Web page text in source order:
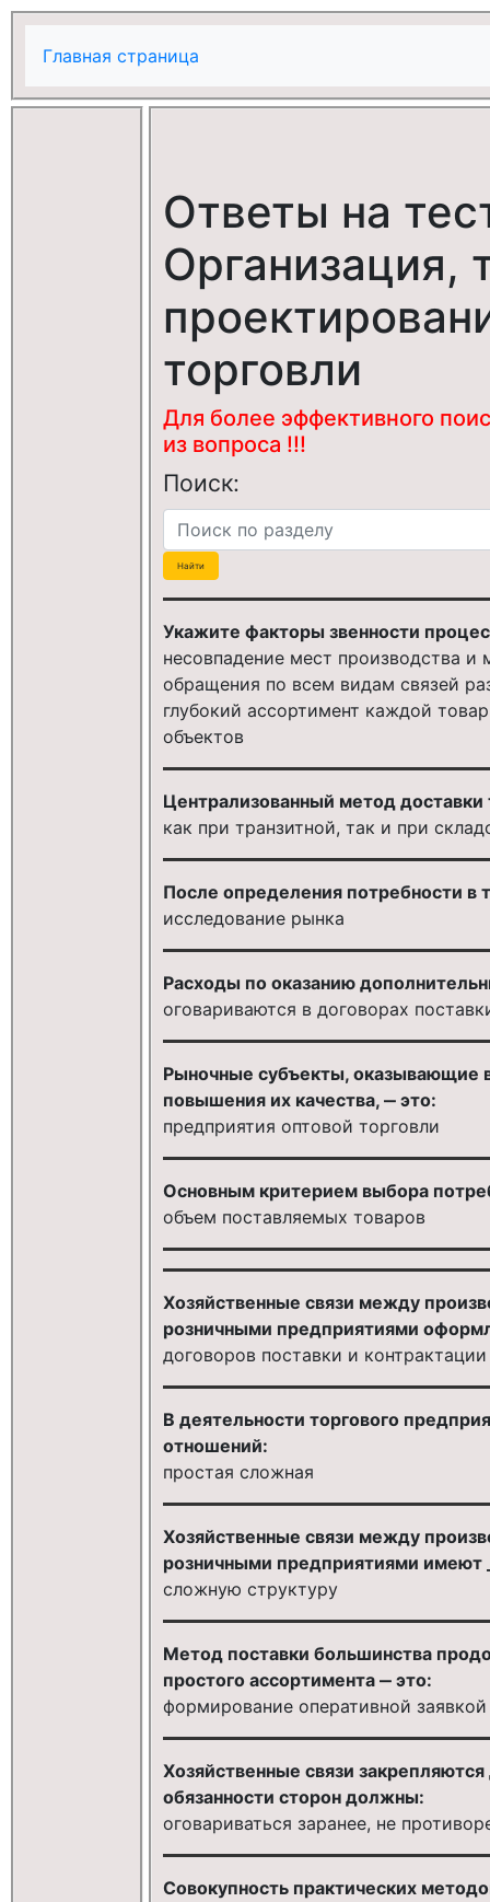
Главная страница
Ответы на
Организация,
торговли
Для более эффективного
из вопроса !!!
Поиск:
Укажите факторы звенности
несовпадение мест производства
обращения по всем видам связей
глубокий ассортимент каждой
объектов
Централизованный метод
как при транзитной, так и при
После определения потребности в
исследование рынка
Расходы по оказанию
оговариваются в договорах
Рыночные субъекты, оказывающие
повышения их качества, ‒ это:
предприятия оптовой торговли
Основным критерием выбора
объем поставляемых товаров
Хозяйственные связи между
розничными предприятиями
договоров поставки и контрактации
В деятельности торгового
отношений:
простая сложная
Хозяйственные связи между
розничными предприятиями имеют
сложную структуру
Метод поставки большинства
простого ассортимента ‒ это:
формирование оперативной заявкой
Хозяйственные связи
обязанности сторон должны:
оговариваться заранее, не
Совокупность практических